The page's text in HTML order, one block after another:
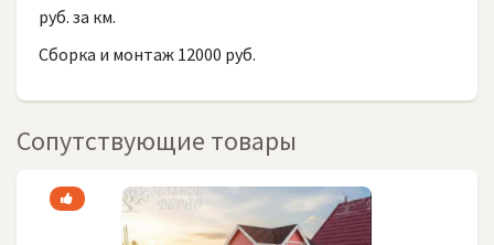
руб. за км.
Сборка и монтаж 12000 руб.
Сопутствующие товары